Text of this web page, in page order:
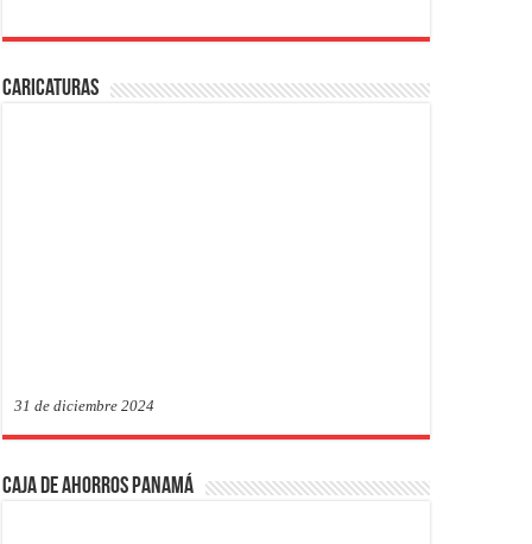
Caricaturas
31 de diciembre 2024
Caja de Ahorros Panamá